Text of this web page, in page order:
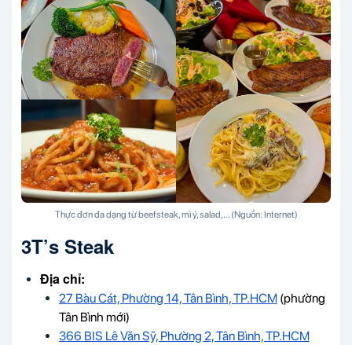
Thực đơn đa dạng từ beefsteak, mì ý, salad,... (Nguồn: Internet)
3T’s Steak
Địa chỉ:
27 Bàu Cát, Phường 14, Tân Bình, TP.HCM (phường
Tân Bình mới)
366 BIS Lê Văn Sỹ, Phường 2, Tân Bình, TP.HCM